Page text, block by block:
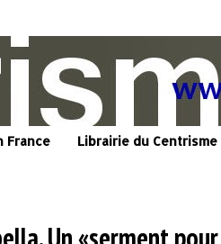
France Librairie du Centrisme